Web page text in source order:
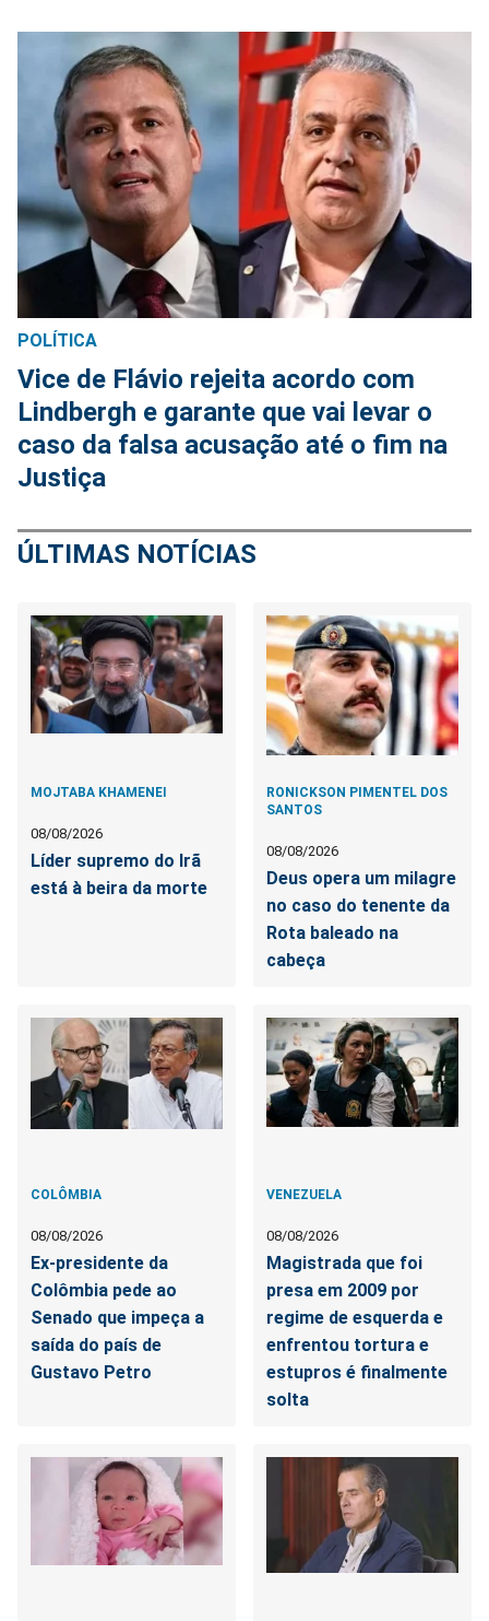
POLÍTICA
Vice de Flávio rejeita acordo com
Lindbergh e garante que vai levar o
caso da falsa acusação até o fim na
Justiça
ÚLTIMAS NOTÍCIAS
MOJTABA KHAMENEI
08/08/2026
Líder supremo do Irã
está à beira da morte
RONICKSON PIMENTEL DOS
SANTOS
08/08/2026
Deus opera um milagre
no caso do tenente da
Rota baleado na
cabeça
COLÔMBIA
08/08/2026
Ex-presidente da
Colômbia pede ao
Senado que impeça a
saída do país de
Gustavo Petro
VENEZUELA
08/08/2026
Magistrada que foi
presa em 2009 por
regime de esquerda e
enfrentou tortura e
estupros é finalmente
solta